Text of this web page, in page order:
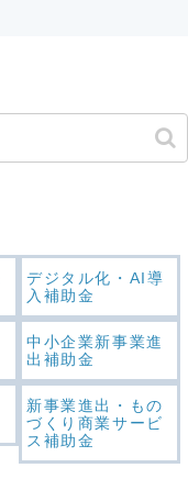
デジタル化・AI導
入補助金
中小企業新事業進
出補助金
新事業進出・もの
づくり商業サービ
ス補助金